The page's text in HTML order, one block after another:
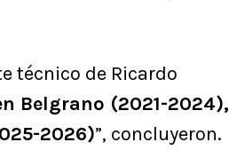
técnico de Ricardo
Belgrano (2021-2024),
2026)”, concluyeron.